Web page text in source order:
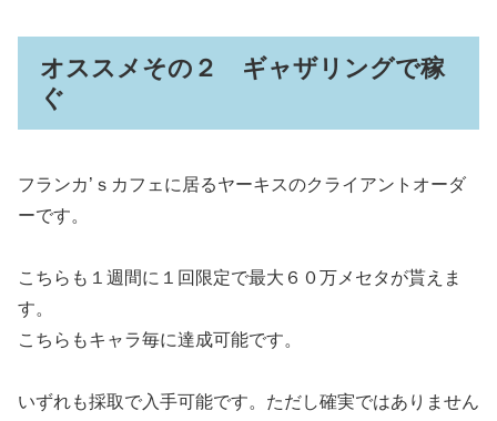
オススメその２ ギャザリングで稼
ぐ
フランカ’ｓカフェに居るヤーキスのクライアントオーダ
ーです。
こちらも１週間に１回限定で最大６０万メセタが貰えま
す。
こちらもキャラ毎に達成可能です。
いずれも採取で入手可能です。ただし確実ではありません